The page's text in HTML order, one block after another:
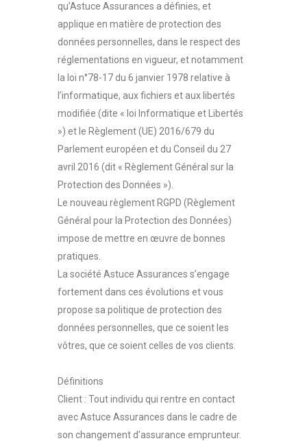
qu’Astuce Assurances a définies, et
applique en matière de protection des
données personnelles, dans le respect des
réglementations en vigueur, et notamment
la loi n°78-17 du 6 janvier 1978 relative à
l’informatique, aux fichiers et aux libertés
modifiée (dite « loi Informatique et Libertés
») et le Règlement (UE) 2016/679 du
Parlement européen et du Conseil du 27
avril 2016 (dit « Règlement Général sur la
Protection des Données »).
Le nouveau règlement RGPD (Règlement
Général pour la Protection des Données)
impose de mettre en œuvre de bonnes
pratiques.
La société Astuce Assurances s’engage
fortement dans ces évolutions et vous
propose sa politique de protection des
données personnelles, que ce soient les
vôtres, que ce soient celles de vos clients.
Définitions
Client : Tout individu qui rentre en contact
avec Astuce Assurances dans le cadre de
son changement d’assurance emprunteur.